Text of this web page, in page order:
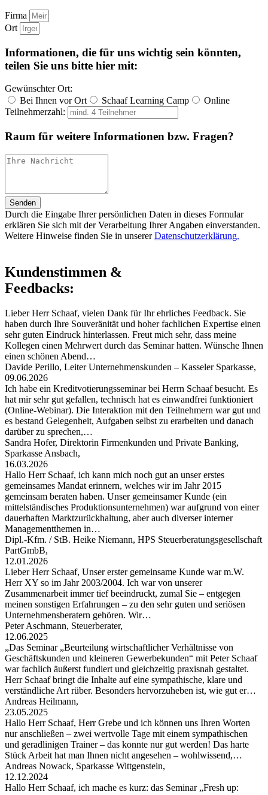
Firma
Ort
Informationen, die für uns wichtig sein könnten,
teilen Sie uns bitte hier mit:
Gewünschter Ort:
Bei Ihnen vor Ort
Schaaf Learning Camp
Online
Teilnehmerzahl:
Raum für weitere Informationen bzw. Fragen?
Senden
Durch die Eingabe Ihrer persönlichen Daten in dieses Formular
erklären Sie sich mit der Verarbeitung Ihrer Angaben einverstanden.
Weitere Hinweise finden Sie in unsererDatenschutzerklärung.
Kundenstimmen &
Feedbacks:
Lieber Herr Schaaf, vielen Dank für Ihr ehrliches Feedback. Sie
haben durch Ihre Souveränität und hoher fachlichen Expertise einen
sehr guten Eindruck hinterlassen. Freut mich sehr, dass meine
Kollegen einen Mehrwert durch das Seminar hatten. Wünsche Ihnen
einen schönen Abend…
Davide Perillo, Leiter Unternehmenskunden – Kasseler Sparkasse,
09.06.2026
Ich habe ein Kreditvotierungsseminar bei Herrn Schaaf besucht. Es
hat mir sehr gut gefallen, technisch hat es einwandfrei funktioniert
(Online-Webinar). Die Interaktion mit den Teilnehmern war gut und
es bestand Gelegenheit, Aufgaben selbst zu erarbeiten und danach
darüber zu sprechen,…
Sandra Hofer, Direktorin Firmenkunden und Private Banking,
Sparkasse Ansbach,
16.03.2026
Hallo Herr Schaaf, ich kann mich noch gut an unser erstes
gemeinsames Mandat erinnern, welches wir im Jahr 2015
gemeinsam beraten haben. Unser gemeinsamer Kunde (ein
mittelständisches Produktionsunternehmen) war aufgrund von einer
dauerhaften Marktzurückhaltung, aber auch diverser interner
Managementthemen in…
Dipl.-Kfm. / StB. Heike Niemann, HPS Steuerberatungsgesellschaft
PartGmbB,
12.01.2026
Lieber Herr Schaaf, Unser erster gemeinsame Kunde war m.W.
Herr XY so im Jahr 2003/2004. Ich war von unserer
Zusammenarbeit immer tief beeindruckt, zumal Sie – entgegen
meinen sonstigen Erfahrungen – zu den sehr guten und seriösen
Unternehmensberatern gehören. Wir…
Peter Aschmann, Steuerberater,
12.06.2025
„Das Seminar „Beurteilung wirtschaftlicher Verhältnisse von
Geschäftskunden und kleineren Gewerbekunden“ mit Peter Schaaf
war fachlich äußerst fundiert und gleichzeitig praxisnah gestaltet.
Herr Schaaf bringt die Inhalte auf eine sympathische, klare und
verständliche Art rüber. Besonders hervorzuheben ist, wie gut er…
Andreas Heilmann,
23.05.2025
Hallo Herr Schaaf, Herr Grebe und ich können uns Ihren Worten
nur anschließen – zwei wertvolle Tage mit einem sympathischen
und geradlinigen Trainer – das konnte nur gut werden! Das harte
Stück Arbeit hat man Ihnen nicht angesehen – wohlwissend,…
Andreas Nowack, Sparkasse Wittgenstein,
12.12.2024
Hallo Herr Schaaf, ich mache es kurz: das Seminar „Fresh up: